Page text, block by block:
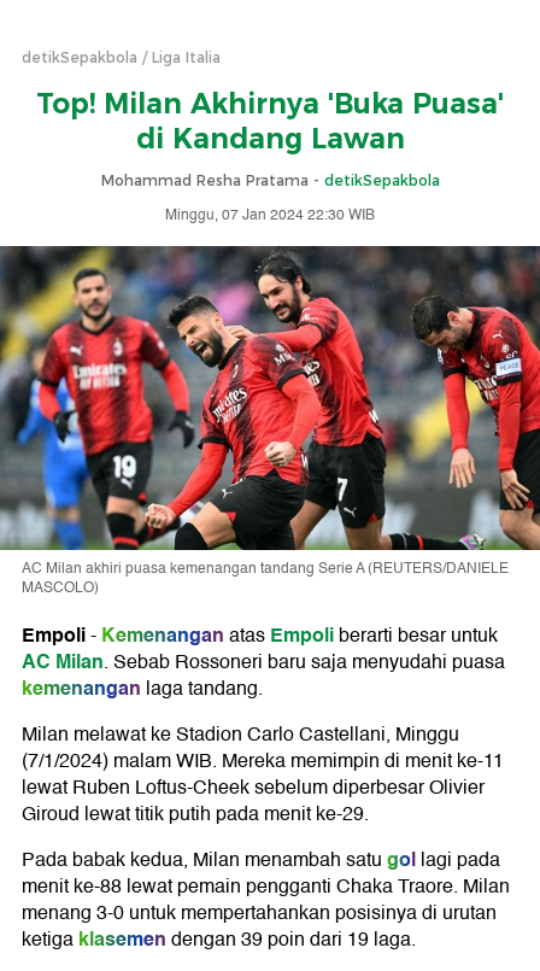
detikSepakbola Liga Italia
Top! Milan Akhirnya 'Buka Puasa'
di Kandang Lawan
Mohammad Resha Pratama - detikSepakbola
Minggu, 07 Jan 2024 22:30 WIB
AC Milan akhiri puasa kemenangan tandang Serie A (REUTERS/DANIELE
MASCOLO)
Empoli-KemenanganatasEmpoliberarti besar untuk
AC Milan. Sebab Rossoneri baru saja menyudahi puasa
kemenangan laga tandang.
Milan melawat ke Stadion Carlo Castellani, Minggu
(7/1/2024) malam WIB. Mereka memimpin di menit ke-11
lewat Ruben Loftus-Cheek sebelum diperbesar Olivier
Giroud lewat titik putih pada menit ke-29.
Pada babak kedua, Milan menambah satugollagi pada
menit ke-88 lewat pemain pengganti Chaka Traore. Milan
menang 3-0 untuk mempertahankan posisinya di urutan
ketigaklasemendengan 39 poin dari 19 laga.